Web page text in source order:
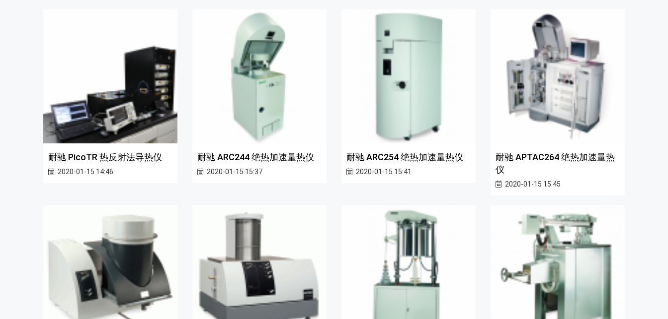
耐驰 PicoTR 热反射法导热仪
2020-01-15 14:46
耐驰 ARC244 绝热加速量热仪
2020-01-15 15:37
耐驰 ARC254 绝热加速量热仪
2020-01-15 15:41
耐驰 APTAC264 绝热加速量热
仪
2020-01-15 15:45